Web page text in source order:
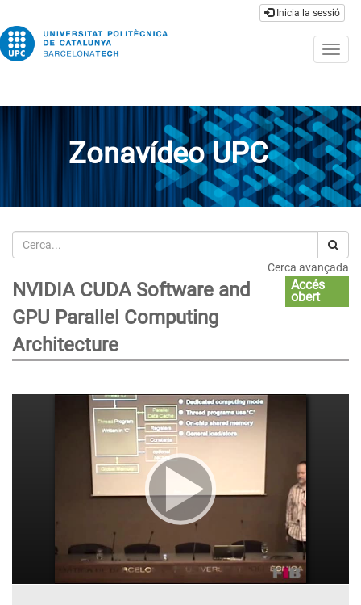
Inicia la sessió
Zonavídeo UPC
Cerca
Cerca avançada
NVIDIA CUDA Software and
GPU Parallel Computing
Architecture
Accés
obert